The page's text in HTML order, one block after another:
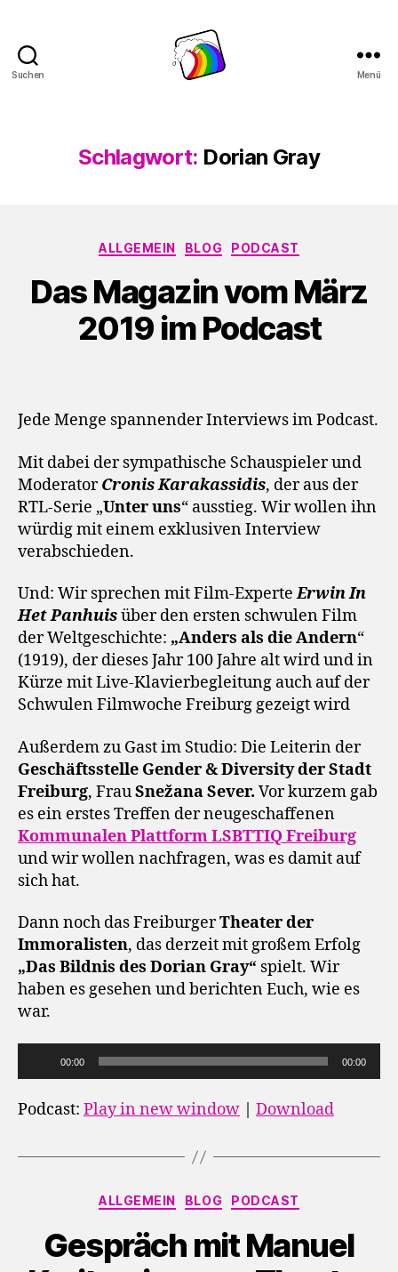
Suchen Menü
Schlagwort: Dorian Gray
Kategorien
ALLGEMEIN BLOG PODCAST
Das Magazin vom März
2019 im Podcast
Jede Menge spannender Interviews im Podcast.
Mit dabei der sympathische Schauspieler und
ModeratorCronis Karakassidis, der aus der
RTL-Serie „Unter uns“ ausstieg. Wir wollen ihn
würdig mit einem exklusiven Interview
verabschieden.
Und: Wir sprechen mit Film-ExperteErwin In
Het Panhuisüber den ersten schwulen Film
der Weltgeschichte: „Anders als die Andern“
(1919), der dieses Jahr 100 Jahre alt wird und in
Kürze mit Live-Klavierbegleitung auch auf der
Schwulen Filmwoche Freiburg gezeigt wird
Außerdem zu Gast im Studio: Die Leiterin der
Geschäftsstelle Gender & Diversity der Stadt
Freiburg, FrauSnežana Sever. Vor kurzem gab
es ein erstes Treffen der neugeschaffenen
Kommunalen Plattform LSBTTIQ Freiburg
und wir wollen nachfragen, was es damit auf
sich hat.
Dann noch das FreiburgerTheater der
Immoralisten, das derzeit mit großem Erfolg
„Das Bildnis des Dorian Gray“ spielt. Wir
haben es gesehen und berichten Euch, wie es
war.
u
d
00:00 00:00
Podcast: Play in new window Download
Kategorien
ALLGEMEIN BLOG PODCAST
Gespräch mit Manuel